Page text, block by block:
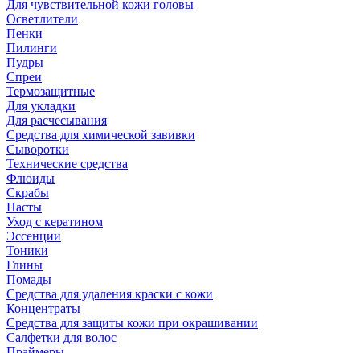
Для чувствительной кожи головы
Осветлители
Пенки
Пилинги
Пудры
Спреи
Термозащитные
Для укладки
Для расчесывания
Средства для химической завивки
Сыворотки
Технические средства
Флюиды
Скрабы
Пасты
Уход с кератином
Эссенции
Тоники
Глины
Помады
Средства для удаления краски с кожи
Концентраты
Средства для защиты кожи при окрашивании
Салфетки для волос